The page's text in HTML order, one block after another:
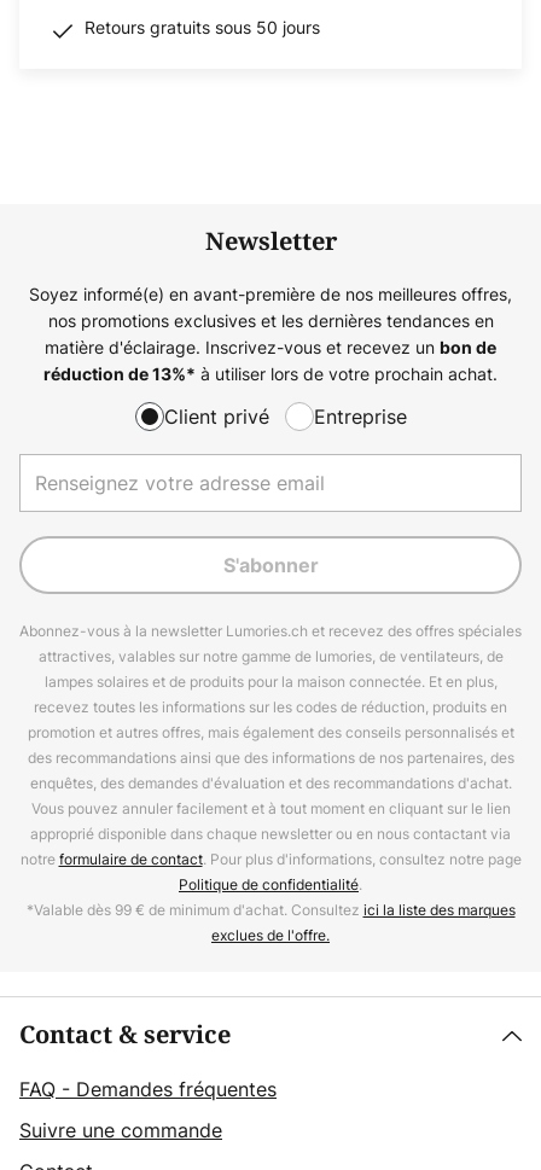
Retours gratuits sous 50 jours
Newsletter
Soyez informé(e) en avant-première de nos meilleures offres,
nos promotions exclusives et les dernières tendances en
matière d'éclairage. Inscrivez-vous et recevez un bon de
réduction de13%* à utiliser lors de votre prochain achat.
Client privé Entreprise
S'abonner
Abonnez-vous à la newsletter Lumories.ch et recevez des offres spéciales
attractives, valables sur notre gamme de lumories, de ventilateurs, de
lampes solaires et de produits pour la maison connectée. Et en plus,
recevez toutes les informations sur les codes de réduction, produits en
promotion et autres offres, mais également des conseils personnalisés et
des recommandations ainsi que des informations de nos partenaires, des
enquêtes, des demandes d'évaluation et des recommandations d'achat.
Vous pouvez annuler facilement et à tout moment en cliquant sur le lien
approprié disponible dans chaque newsletter ou en nous contactant via
notreformulaire de contact. Pour plus d'informations, consultez notre page
Politique de confidentialité.
*Valable dès 99 € de minimum d'achat. Consultez ici la liste des marques
exclues de l'offre.
Contact & service
FAQ - Demandes fréquentes
Suivre une commande